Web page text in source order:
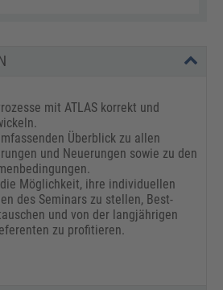
mit ATLAS korrekt und
Überblick zu allen
und Neuerungen sowie zu den
Möglichkeit, ihre individuellen
des Seminars zu stellen, Best-
und von der langjährigen
zu profitieren.